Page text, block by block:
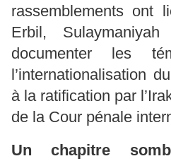
rassemblements ont
Erbil,
documenter les
l’internationalisation
à la ratification par
de la Cour pénale
Un chapitre